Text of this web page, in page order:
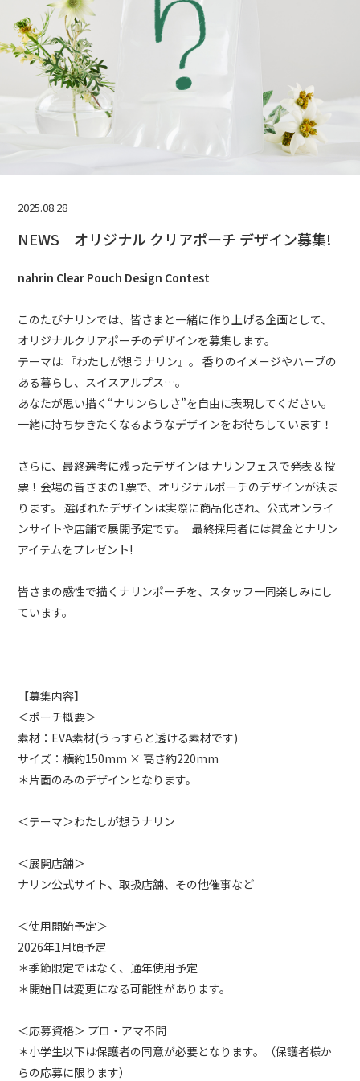
2025.08.28
NEWS｜オリジナル クリアポーチ デザイン募集!
nahrin Clear Pouch Design Contest
このたびナリンでは、皆さまと一緒に作り上げる企画として、
オリジナルクリアポーチのデザインを募集します。
テーマは 『わたしが想うナリン』。 香りのイメージやハーブの
ある暮らし、スイスアルプス…。
あなたが思い描く“ナリンらしさ”を自由に表現してください。
一緒に持ち歩きたくなるようなデザインをお待ちしています！
さらに、最終選考に残ったデザインは ナリンフェスで発表＆投
票！会場の皆さまの1票で、オリジナルポーチのデザインが決ま
ります。 選ばれたデザインは実際に商品化され、公式オンライ
ンサイトや店舗で展開予定です。 最終採用者には賞金とナリン
アイテムをプレゼント!
皆さまの感性で描くナリンポーチを、スタッフ一同楽しみにし
ています。
【募集内容】
＜ポーチ概要＞
素材：EVA素材(うっすらと透ける素材です)
サイズ：横約150mm × 高さ約220mm
＊片面のみのデザインとなります。
＜テーマ＞わたしが想うナリン
＜展開店舗＞
ナリン公式サイト、取扱店舗、その他催事など
＜使用開始予定＞
2026年1月頃予定
＊季節限定ではなく、通年使用予定
＊開始日は変更になる可能性があります。
＜応募資格＞ プロ・アマ不問
＊小学生以下は保護者の同意が必要となります。（保護者様か
らの応募に限ります）